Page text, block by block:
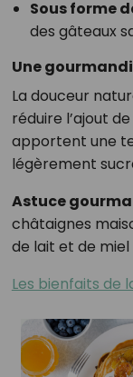
Sous forme
des gâteaux
Une
La douceur
réduire l’ajout
apportent une
légèrement
Astuce
châtaignes
de lait et de
Les bienfaits de